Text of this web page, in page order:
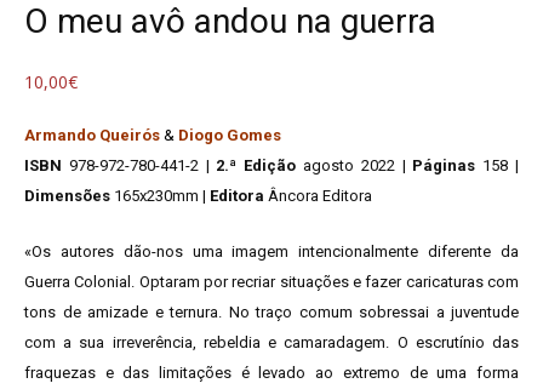
O meu avô andou na guerra
10,00€
Armando Queirós & Diogo Gomes
ISBN 978-972-780-441-2 | 2.ª Ediçãoagosto 2022 | Páginas 158 |
Dimensões 165x230mm | Editora Âncora Editora
«Os autores dão-nos uma imagem intencionalmente diferente da
Guerra Colonial. Optaram por recriar situações e fazer caricaturas com
tons de amizade e ternura. No traço comum sobressai a juventude
com a sua irreverência, rebeldia e camaradagem. O escrutínio das
fraquezas e das limitações é levado ao extremo de uma forma